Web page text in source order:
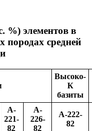
%) элементов в
породах средней
Высоко-
К
базиты
A-
221-
82
A-
226-
82
A-222-
82